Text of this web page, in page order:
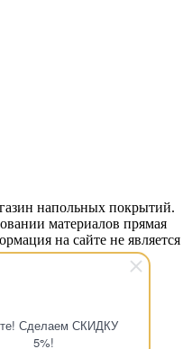
Сделаем СКИДКУ
5%!
напольных покрытий.
материалов прямая
на сайте не является